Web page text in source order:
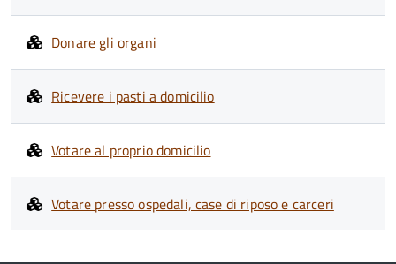
Donare gli organi
Ricevere i pasti a domicilio
Votare al proprio domicilio
Votare presso ospedali, case di riposo e carceri